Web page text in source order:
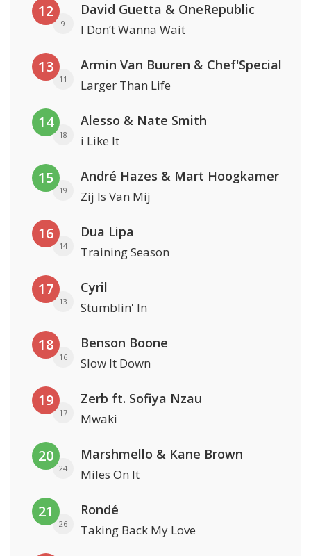
12
9
David Guetta & OneRepublic
I Don’t Wanna Wait
13
11
Armin Van Buuren & Chef'Special
Larger Than Life
14
18
Alesso & Nate Smith
i Like It
15
19
André Hazes & Mart Hoogkamer
Zij Is Van Mij
16
14
Dua Lipa
Training Season
17
13
Cyril
Stumblin' In
18
16
Benson Boone
Slow It Down
19
17
Zerb ft. Sofiya Nzau
Mwaki
20
24
Marshmello & Kane Brown
Miles On It
21
26
Rondé
Taking Back My Love